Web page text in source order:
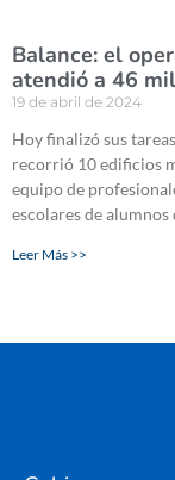
Balance: el
atendió a 46
19 de abril de 2024
Hoy finalizó sus
recorrió 10 edificios
equipo de
escolares de
Leer Más >>